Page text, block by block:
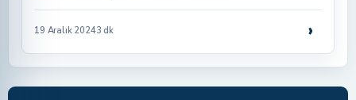
19 Aralık 20243 dk ›